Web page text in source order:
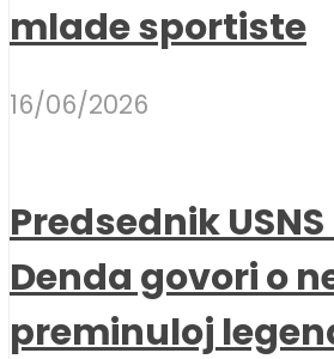
mlade sportiste
16/06/2026
Predsednik
Denda govori o
preminuloj